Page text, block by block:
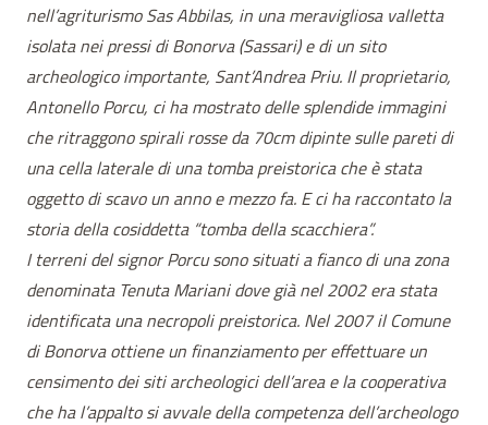
nell’agriturismo Sas Abbilas, in una meravigliosa valletta
isolata nei pressi di Bonorva (Sassari) e di un sito
archeologico importante, Sant’Andrea Priu. Il proprietario,
Antonello Porcu, ci ha mostrato delle splendide immagini
che ritraggono spirali rosse da 70cm dipinte sulle pareti di
una cella laterale di una tomba preistorica che è stata
oggetto di scavo un anno e mezzo fa. E ci ha raccontato la
storia della cosiddetta “tomba della scacchiera”.
I terreni del signor Porcu sono situati a fianco di una zona
denominata Tenuta Mariani dove già nel 2002 era stata
identificata una necropoli preistorica. Nel 2007 il Comune
di Bonorva ottiene un finanziamento per effettuare un
censimento dei siti archeologici dell’area e la cooperativa
che ha l’appalto si avvale della competenza dell’archeologo